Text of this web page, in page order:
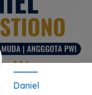
Daniel